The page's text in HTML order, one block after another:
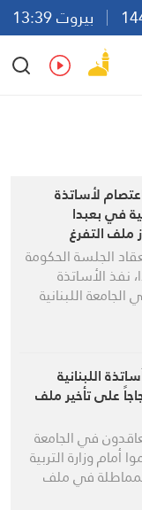
بيروت 13:39
Ar
En Fr Es
لأساتذة
في بعبدا
ملف التفرغ
الجلسة الحكومة
نفذ الأساتذة
اللبنانية
اللبنانية
على تأخير ملف
في الجامعة
أمام وزارة التربية
في ملف